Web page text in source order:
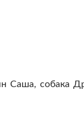
Саша, собака